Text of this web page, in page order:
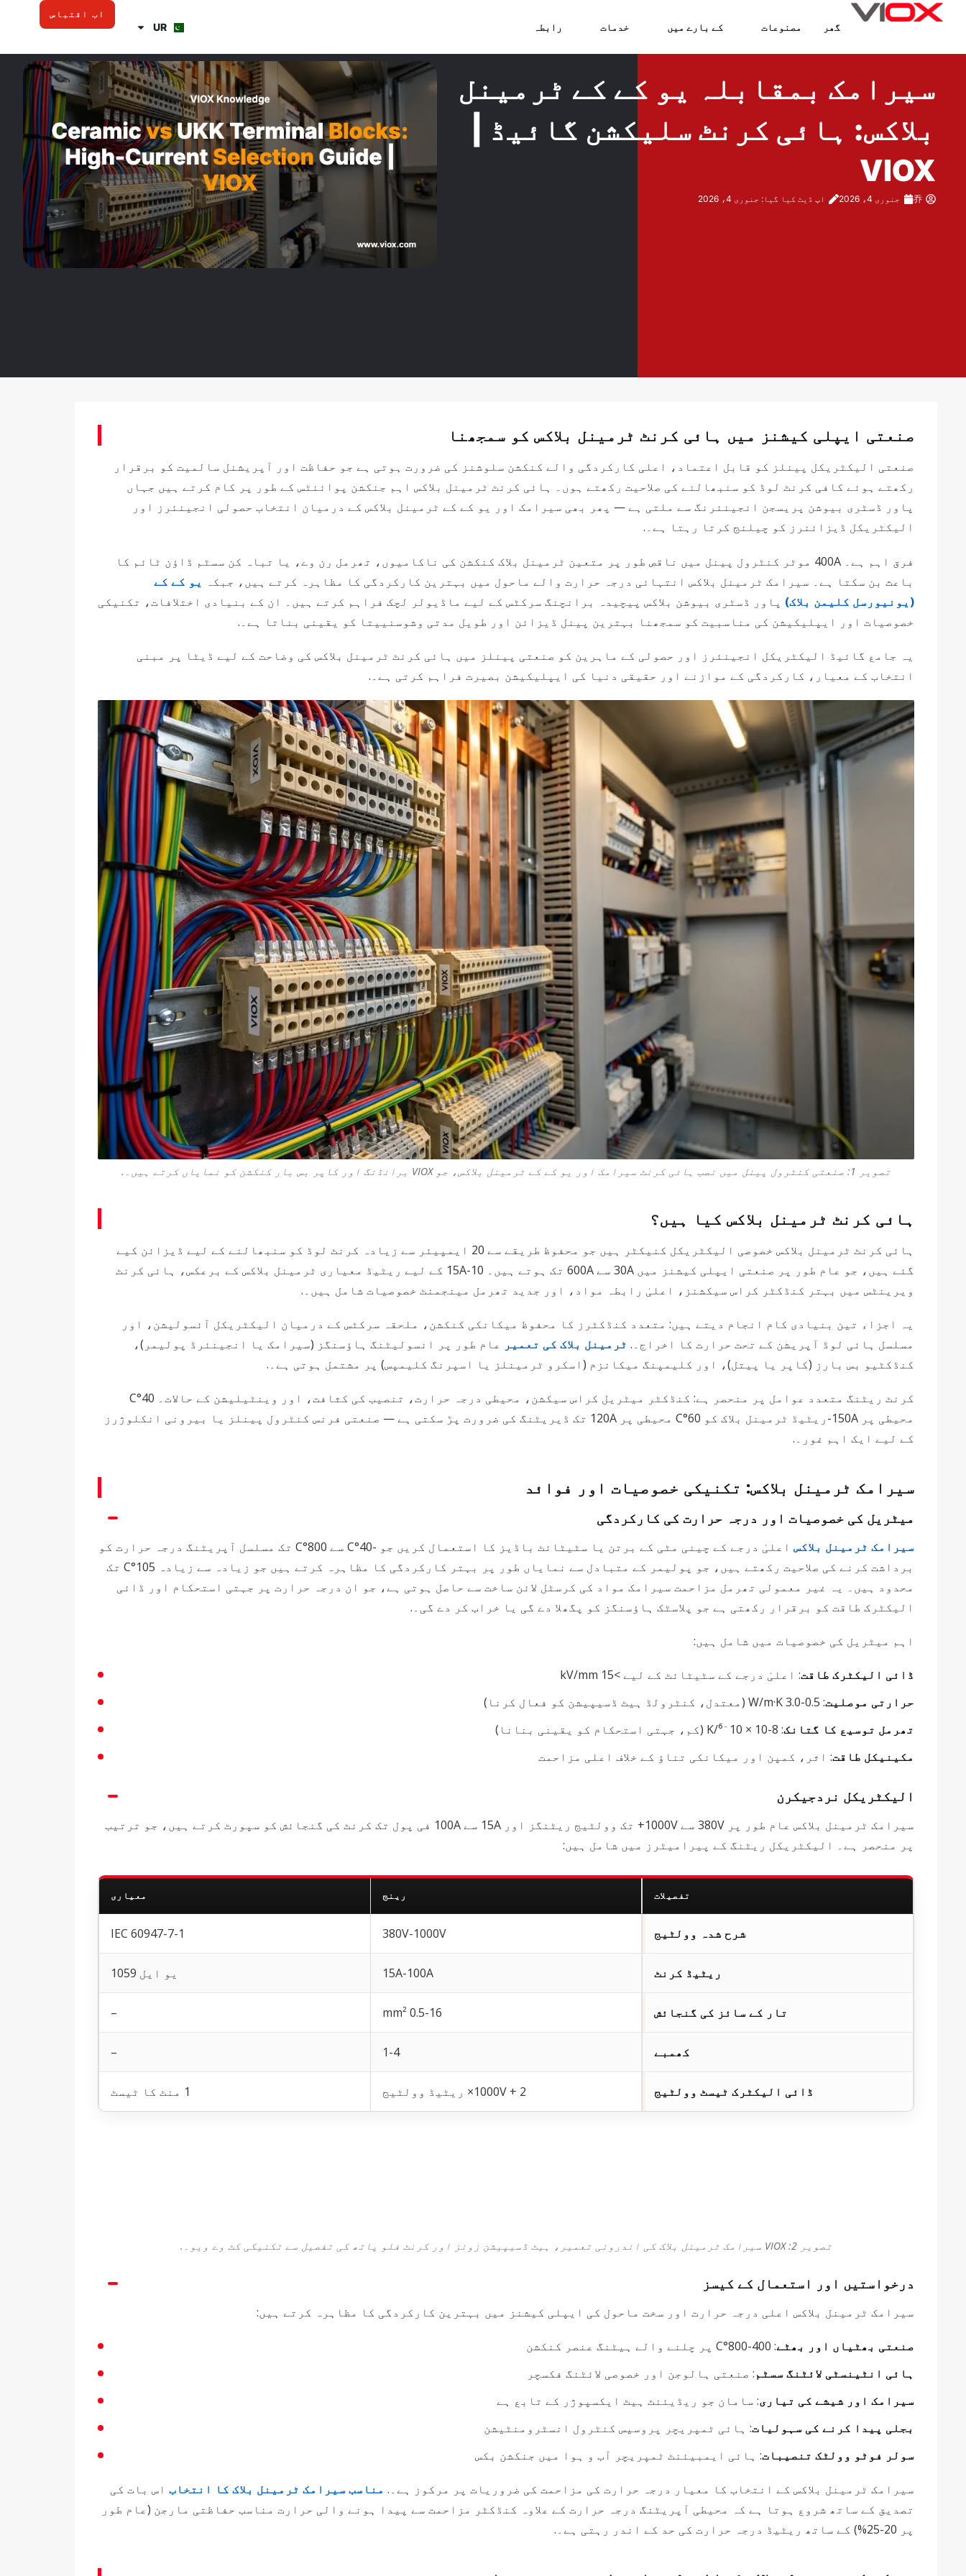
مواد
جائیں۔
گھر مصنوعات کے بارے میں خدمات رابطہ UR
اب اقتباس
سیرامک بمقابلہ یو کے کے ٹرمینل
بلاکس: ہائی کرنٹ سلیکشن گائیڈ |
VIOX
乔 جنوری 4، 2026 اپ ڈیٹ کیا گیا: جنوری 4، 2026
صنعتی ایپلی کیشنز میں ہائی کرنٹ ٹرمینل بلاکس کو سمجھنا
صنعتی الیکٹریکل پینلز کو قابل اعتماد، اعلی کارکردگی والے کنکشن سلوشنز کی ضرورت ہوتی ہے جو حفاظت اور آپریشنل سالمیت کو برقرار
رکھتے ہوئے کافی کرنٹ لوڈ کو سنبھالنے کی صلاحیت رکھتے ہوں۔ ہائی کرنٹ ٹرمینل بلاکس اہم جنکشن پوائنٹس کے طور پر کام کرتے ہیں جہاں
پاور ڈسٹری بیوشن پریسجن انجینئرنگ سے ملتی ہے — پھر بھی سیرامک ​​اور یو کے کے ٹرمینل بلاکس کے درمیان انتخاب حصولی انجینئرز اور
الیکٹریکل ڈیزائنرز کو چیلنج کرتا رہتا ہے۔.
فرق اہم ہے۔ 400A موٹر کنٹرول پینل میں ناقص طور پر متعین ٹرمینل بلاک کنکشن کی ناکامیوں، تھرمل رن وے، یا تباہ کن سسٹم ڈاؤن ٹائم کا
باعث بن سکتا ہے۔ سیرامک ​​ٹرمینل بلاکس انتہائی درجہ حرارت والے ماحول میں بہترین کارکردگی کا مظاہرہ کرتے ہیں، جبکہ یو کے کے
(یونیورسل کلیمن بلاک) پاور ڈسٹری بیوشن بلاکس پیچیدہ برانچنگ سرکٹس کے لیے ماڈیولر لچک فراہم کرتے ہیں۔ ان کے بنیادی اختلافات، تکنیکی
خصوصیات اور ایپلیکیشن کی مناسبیت کو سمجھنا بہترین پینل ڈیزائن اور طویل مدتی وشوسنییتا کو یقینی بناتا ہے۔.
یہ جامع گائیڈ الیکٹریکل انجینئرز اور حصولی کے ماہرین کو صنعتی پینلز میں ہائی کرنٹ ٹرمینل بلاکس کی وضاحت کے لیے ڈیٹا پر مبنی
انتخاب کے معیار، کارکردگی کے موازنے اور حقیقی دنیا کی ایپلیکیشن بصیرت فراہم کرتی ہے۔.
تصویر 1: صنعتی کنٹرول پینل میں نصب ہائی کرنٹ سیرامک ​​اور یو کے کے ٹرمینل بلاکس، جو VIOX برانڈنگ اور کاپر بس بار کنکشن کو نمایاں کرتے ہیں۔.
ہائی کرنٹ ٹرمینل بلاکس کیا ہیں؟
ہائی کرنٹ ٹرمینل بلاکس خصوصی الیکٹریکل کنیکٹر ہیں جو محفوظ طریقے سے 20 ایمپیئر سے زیادہ کرنٹ لوڈ کو سنبھالنے کے لیے ڈیزائن کیے
گئے ہیں، جو عام طور پر صنعتی ایپلی کیشنز میں 30A سے 600A تک ہوتے ہیں۔ 10-15A کے لیے ریٹیڈ معیاری ٹرمینل بلاکس کے برعکس، ہائی کرنٹ
ویرینٹس میں بہتر کنڈکٹر کراس سیکشنز، اعلیٰ رابطہ مواد، اور جدید تھرمل مینجمنٹ خصوصیات شامل ہیں۔.
یہ اجزاء تین بنیادی کام انجام دیتے ہیں: متعدد کنڈکٹرز کا محفوظ میکانکی کنکشن، ملحقہ سرکٹس کے درمیان الیکٹریکل آئسولیشن، اور
مسلسل ہائی لوڈ آپریشن کے تحت حرارت کا اخراج۔. ٹرمینل بلاک کی تعمیر عام طور پر انسولیٹنگ ہاؤسنگز (سیرامک ​​یا انجینئرڈ پولیمر)،
کنڈکٹیو بس بارز (کاپر یا پیتل)، اور کلیمپنگ میکانزم (اسکرو ٹرمینلز یا اسپرنگ کلیمپس) پر مشتمل ہوتی ہے۔.
کرنٹ ریٹنگ متعدد عوامل پر منحصر ہے: کنڈکٹر میٹریل کراس سیکشن، محیطی درجہ حرارت، تنصیب کی کثافت، اور وینٹیلیشن کے حالات۔ 40°C
محیطی پر 150A-ریٹیڈ ٹرمینل بلاک کو 60°C محیطی پر 120A تک ڈیریٹنگ کی ضرورت پڑ سکتی ہے — صنعتی فرنس کنٹرول پینلز یا بیرونی انکلوژرز
کے لیے ایک اہم غور۔.
سیرامک ​​ٹرمینل بلاکس: تکنیکی خصوصیات اور فوائد
میٹریل کی خصوصیات اور درجہ حرارت کی کارکردگی
سیرامک ٹرمینل بلاکس
اعلیٰ درجے کے چینی مٹی کے برتن یا سٹیٹائٹ باڈیز کا استعمال کریں جو -40°C سے 800°C تک مسلسل آپریٹنگ درجہ حرارت کو
برداشت کرنے کی صلاحیت رکھتے ہیں، جو پولیمر کے متبادل سے نمایاں طور پر بہتر کارکردگی کا مظاہرہ کرتے ہیں جو زیادہ سے زیادہ 105°C تک
محدود ہیں۔ یہ غیر معمولی تھرمل مزاحمت سیرامک ​​مواد کی کرسٹل لائن ساخت سے حاصل ہوتی ہے، جو ان درجہ حرارت پر جہتی استحکام اور ڈائی
الیکٹرک طاقت کو برقرار رکھتی ہے جو پلاسٹک ہاؤسنگز کو پگھلا دے گی یا خراب کر دے گی۔.
اہم میٹریل کی خصوصیات میں شامل ہیں:
ڈائی الیکٹرک طاقت: اعلیٰ درجے کے سٹیٹائٹ کے لیے >15 kV/mm
حرارتی موصلیت: 0.5-3.0 W/m·K (معتدل، کنٹرولڈ ہیٹ ڈسیپیشن کو فعال کرنا)
تھرمل توسیع کا گتانک: 8-10 × 10⁻⁶/K (کم، جہتی استحکام کو یقینی بنانا)
مکینیکل طاقت: اثر، کمپن اور میکانکی تناؤ کے خلاف اعلی مزاحمت
الیکٹریکل نردجیکرن
سیرامک ​​ٹرمینل بلاکس عام طور پر 380V سے 1000V+ تک وولٹیج ریٹنگز اور 15A سے 100A فی پول تک کرنٹ کی گنجائش کو سپورٹ کرتے ہیں، جو ترتیب
پر منحصر ہے۔ الیکٹریکل ریٹنگ کے پیرامیٹرز میں شامل ہیں:
تفصیلات رینج معیاری
شرح شدہ وولٹیج 380V-1000V
IEC 60947-7-1
ریٹیڈ کرنٹ 15A-100A یو ایل 1059
تار کے سائز کی گنجائش 0.5-16 mm²
–
کھمبے 1-4
–
ڈائی الیکٹرک ٹیسٹ وولٹیج 1000V + 2× ریٹیڈ وولٹیج 1 منٹ کا ٹیسٹ
تصویر 2: VIOX سیرامک ​​ٹرمینل بلاک کی اندرونی تعمیر، ہیٹ ڈسیپیشن زونز اور کرنٹ فلو پاتھ کی تفصیل سے تکنیکی کٹ وے ویو۔.
درخواستیں اور استعمال کے کیسز
سیرامک ​​ٹرمینل بلاکس اعلی درجہ حرارت اور سخت ماحول کی ایپلی کیشنز میں بہترین کارکردگی کا مظاہرہ کرتے ہیں:
صنعتی بھٹیاں اور بھٹے: 400-800°C پر چلنے والے ہیٹنگ عنصر کنکشن
ہائی انٹینسٹی لائٹنگ سسٹم: صنعتی ہالوجن اور خصوصی لائٹنگ فکسچر
سیرامک ​​اور شیشے کی تیاری: سامان جو ریڈیئنٹ ہیٹ ایکسپوژر کے تابع ہے
بجلی پیدا کرنے کی سہولیات: ہائی ٹمپریچر پروسیس کنٹرول انسٹرومنٹیشن
سولر فوٹو وولٹک تنصیبات: ہائی ایمبیئنٹ ٹمپریچر آب و ہوا میں جنکشن بکس
سیرامک ​​ٹرمینل بلاکس کے انتخاب کا معیار درجہ حرارت کی مزاحمت کی ضروریات پر مرکوز ہے۔. مناسب سیرامک ​​ٹرمینل بلاک کا انتخاب اس بات کی
تصدیق کے ساتھ شروع ہوتا ہے کہ محیطی آپریٹنگ درجہ حرارت کے علاوہ کنڈکٹر مزاحمت سے پیدا ہونے والی حرارت مناسب حفاظتی مارجن (عام طور
پر 20-25%) کے ساتھ ریٹیڈ درجہ حرارت کی حد کے اندر رہتی ہے۔.